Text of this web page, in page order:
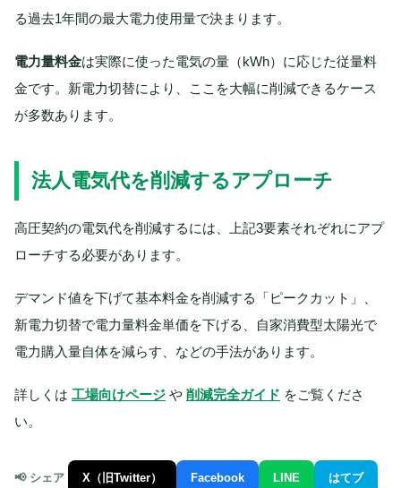
る過去1年間の最大電力使用量で決まります。
電力量料金は実際に使った電気の量（kWh）に応じた従量料
金です。新電力切替により、ここを大幅に削減できるケース
が多数あります。
法人電気代を削減するアプローチ
高圧契約の電気代を削減するには、上記3要素それぞれにアプ
ローチする必要があります。
デマンド値を下げて基本料金を削減する「ピークカット」、
新電力切替で電力量料金単価を下げる、自家消費型太陽光で
電力購入量自体を減らす、などの手法があります。
詳しくは 工場向けページ や 削減完全ガイド をご覧くださ
い。
📢 シェア X（旧Twitter） Facebook LINE
はてブ